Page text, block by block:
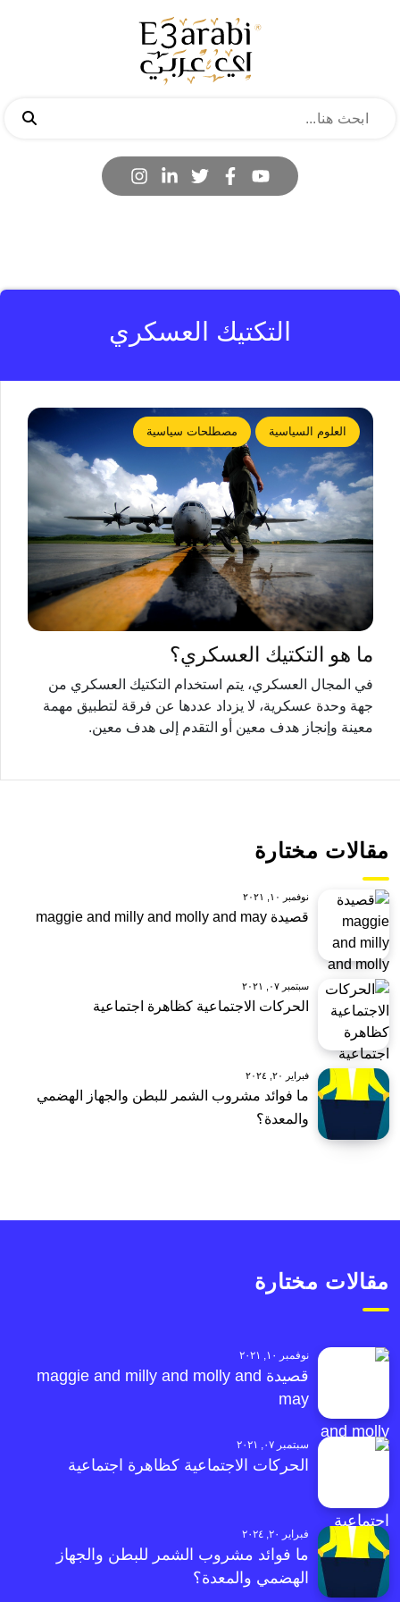
التكتيك العسكري
العلوم السياسية مصطلحات سياسية
ما هو التكتيك العسكري؟
في المجال العسكري، يتم استخدام التكتيك العسكري من
جهة وحدة عسكرية، لا يزداد عددها عن فرقة لتطبيق مهمة
معينة وإنجاز هدف معين أو التقدم إلى هدف معين.
مقالات مختارة
نوفمبر ١٠, ٢٠٢١
قصيدة maggie and milly and molly and may
سبتمبر ٠٧, ٢٠٢١
الحركات الاجتماعية كظاهرة اجتماعية
فبراير ٢٠, ٢٠٢٤
ما فوائد مشروب الشمر للبطن والجهاز الهضمي
والمعدة؟
مقالات مختارة
نوفمبر ١٠, ٢٠٢١
قصيدة maggie and milly and molly and
may
سبتمبر ٠٧, ٢٠٢١
الحركات الاجتماعية كظاهرة اجتماعية
فبراير ٢٠, ٢٠٢٤
ما فوائد مشروب الشمر للبطن والجهاز
الهضمي والمعدة؟